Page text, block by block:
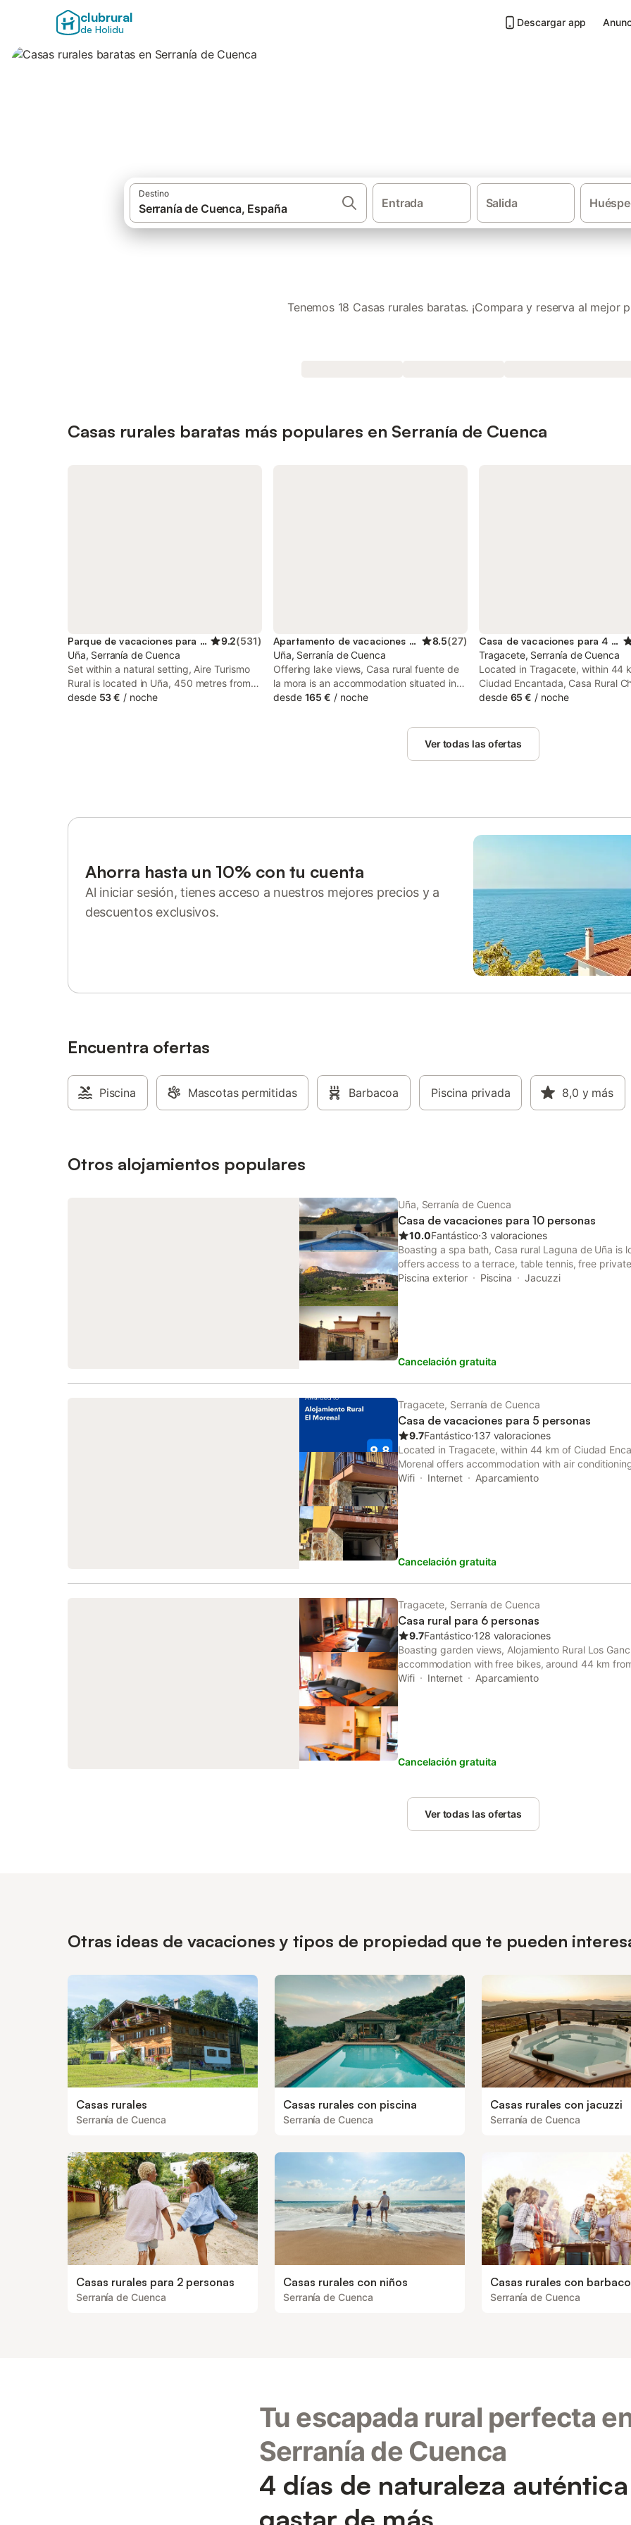
clubrural
de Holidu
Descargar app
Destino
Entrada Salida
Tenemos 18 Casas rurales baratas. ¡Compara y reserva al mejor
Casas rurales baratas más populares en Serranía de Cuenca
Parque de vacaciones para 8 personas 9.2(531)
Uña, Serranía de Cuenca
Set within a natural setting, Aire Turismo
Rural is located in Uña, 450 metres from
Uña Lake and 650 metres from Jucar
desde 53 € / noche
Apartamento de vacaciones para 9 personas 8.5(27)
Uña, Serranía de Cuenca
Offering lake views, Casa rural fuente de
la mora is an accommodation situated in
Uña, 34 km from Nuestra Señora de
Mangana Tower. The apartment is 36 km
desde 165 € / noche
Casa de vacaciones para 4 personas
Tragacete, Serranía de Cuenca
Located in Tragacete, within 44
Ciudad Encantada, Casa Rural
offers accommodation with air
property are a 24-hour front desk
tour desk, along with free WiFi
desde 65 € / noche
Ver todas las ofertas
Ahorra hasta un 10% con tu cuenta
Al iniciar sesión, tienes acceso a nuestros mejores precios y a
descuentos exclusivos.
Encuentra ofertas
Piscina Mascotas permitidas Barbacoa Piscina privada 8,0 y más
Otros alojamientos populares
Uña, Serranía de Cuenca
Casa de vacaciones para 10 personas
10.0Fantástico⋅3 valoraciones
Boasting a spa bath, Casa rural Laguna de Uña is
offers access to a terrace, table tennis, free
holiday home features an outdoor swimming pool,
Piscina exterior Piscina Jacuzzi
Cancelación gratuita
Tragacete, Serranía de Cuenca
Casa de vacaciones para 5 personas
9.7Fantástico⋅137 valoraciones
Located in Tragacete, within 44 km of Ciudad
Morenal offers accommodation with air
to a balcony, free private parking and free WiFi.
Wifi Internet Aparcamiento
Cancelación gratuita
Tragacete, Serranía de Cuenca
Casa rural para 6 personas
9.7Fantástico⋅128 valoraciones
Boasting garden views, Alojamiento Rural Los
accommodation with free bikes, around 44 km
property offers access to a balcony, free private
Wifi Internet Aparcamiento
Cancelación gratuita
Ver todas las ofertas
Otras ideas de vacaciones y tipos de propiedad que te pueden
Casas rurales
Serranía de Cuenca
Casas rurales con piscina
Serranía de Cuenca
Casas rurales con jacuzzi
Serranía de Cuenca
Casas rurales para 2 personas
Serranía de Cuenca
Casas rurales con niños
Serranía de Cuenca
Casas rurales con
Serranía de Cuenca
Tu escapada rural perfecta
Serranía de Cuenca
4 días de naturaleza
gastar de más